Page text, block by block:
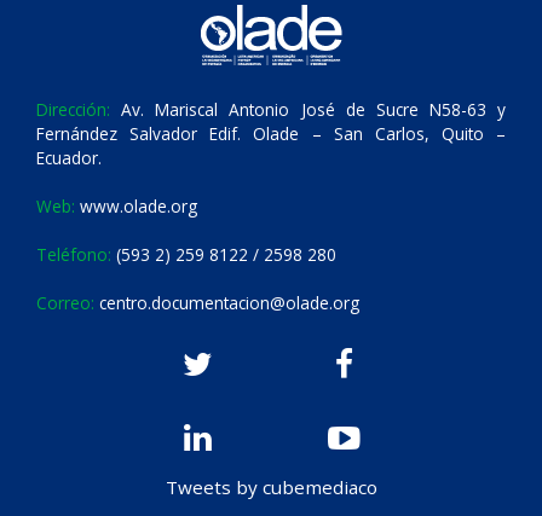
Dirección: Av. Mariscal Antonio José de Sucre N58-63 y
Fernández Salvador Edif. Olade – San Carlos, Quito –
Ecuador.
Web: www.olade.org
Teléfono: (593 2) 259 8122 / 2598 280
Correo: centro.documentacion@olade.org
Tweets by cubemediaco